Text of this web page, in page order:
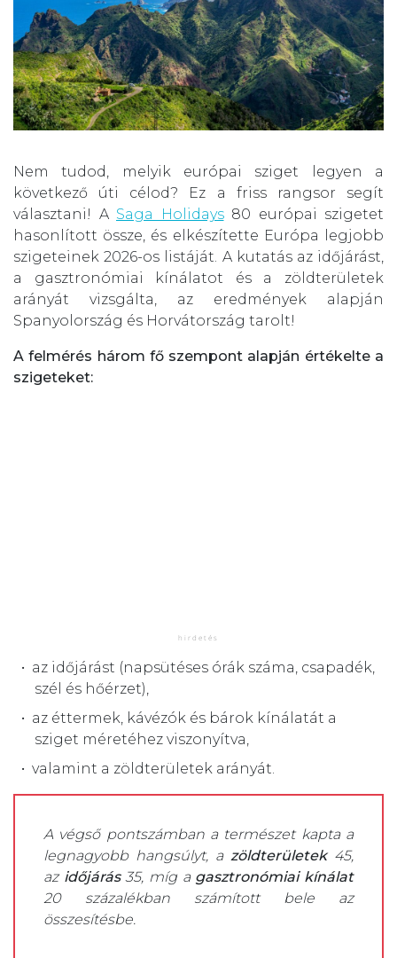
Nem tudod, melyik európai sziget legyen a
következő úti célod? Ez a friss rangsor segít
választani! A Saga Holidays80 európai szigetet
hasonlított össze, és elkészítette Európa legjobb
szigeteinek 2026-os listáját. A kutatás az időjárást,
a gasztronómiai kínálatot és a zöldterületek
arányát vizsgálta, az eredmények alapján
Spanyolország és Horvátország tarolt!
A felmérés három fő szempont alapján értékelte a
szigeteket:
az időjárást (napsütéses órák száma, csapadék,
szél és hőérzet),
az éttermek, kávézók és bárok kínálatát a
sziget méretéhez viszonyítva,
valamint a zöldterületek arányát.
A végső pontszámban a természet kapta a
legnagyobb hangsúlyt, a zöldterületek45,
az időjárás35, míg a gasztronómiai kínálat
20 százalékban számított bele az
összesítésbe.